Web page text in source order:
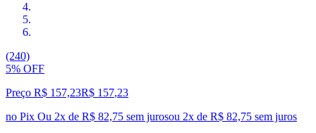
(240)
5% OFF
Preço R$ 157,23R$ 157,23
no Pix Ou 2x de R$ 82,75 sem jurosou 2x de R$ 82,75 sem juros